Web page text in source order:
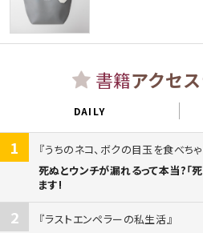
書籍アクセ
DAILY
1
うちのネコ、ボクの目玉を食べち
死ぬとウンチが漏れるって本当?「
ます!
2
ラストエンペラーの私生活